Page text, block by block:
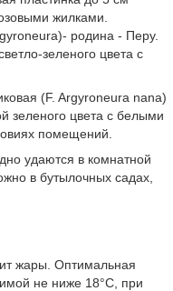
жилками.
родина - Перу.
зеленого цвета с
(F. Argyroneura nana)
зеленого цвета с белыми
помещений.
удаются в комнатной
в бутылочных садах,
жары. Оптимальная
не ниже 18°С, при